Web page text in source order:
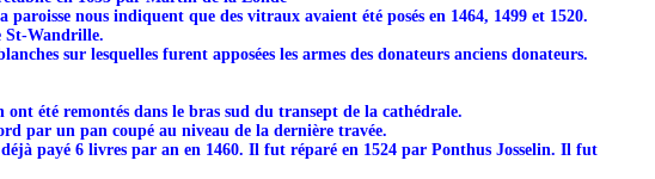
nous indiquent que des vitraux avaient été posés en 1464, 1499 et 1520.
St-Wandrille.
sur lesquelles furent apposées les armes des donateurs anciens donateurs.
été remontés dans le bras sud du transept de la cathédrale.
par un pan coupé au niveau de la dernière travée.
payé 6 livres par an en 1460. Il fut réparé en 1524 par Ponthus Josselin. Il fut